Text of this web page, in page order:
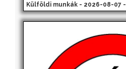
Külföldi munkák - 2026-08-07 -